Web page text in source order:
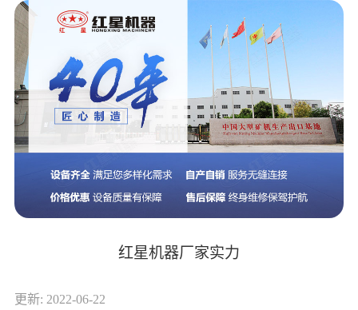
红星机器厂家实力
更新: 2022-06-22